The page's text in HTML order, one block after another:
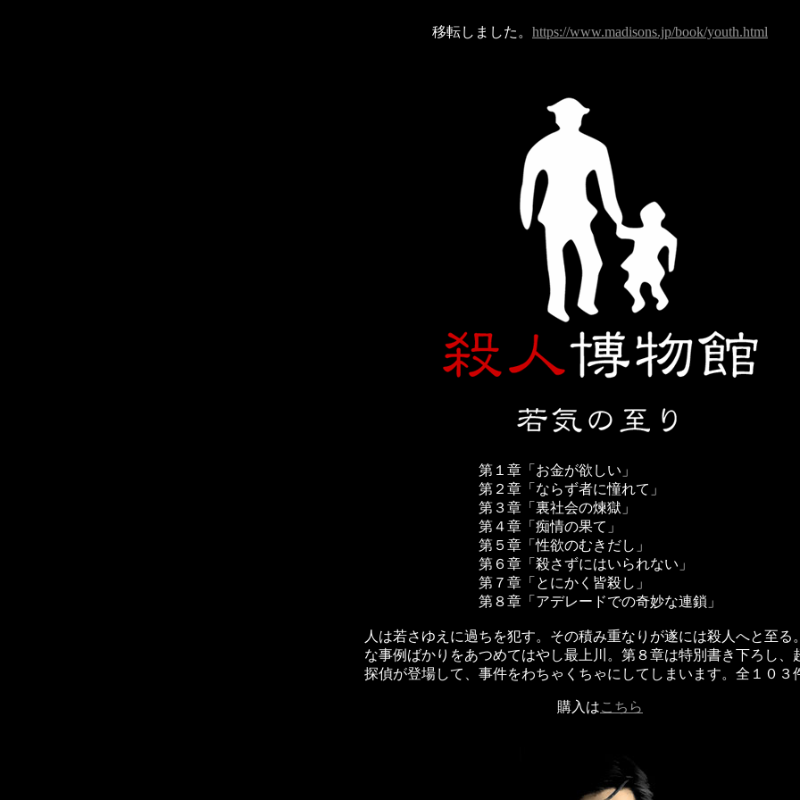
移転しました。 https://www.madisons.jp/book/youth.html
第１章「お金が欲しい」
第２章「ならず者に憧れて」
第３章「裏社会の煉獄」
第４章「痴情の果て」
第５章「性欲のむきだし」
第６章「殺さずにはいられない」
第７章「とにかく皆殺し」
第８章「アデレードでの奇妙な連鎖」
人は若さゆえに過ちを犯す。その積み重なりが遂には殺人へと至る
な事例ばかりをあつめてはやし最上川。第８章は特別書き下ろし、
探偵が登場して、事件をわちゃくちゃにしてしまいます。全１０
購入はこちら